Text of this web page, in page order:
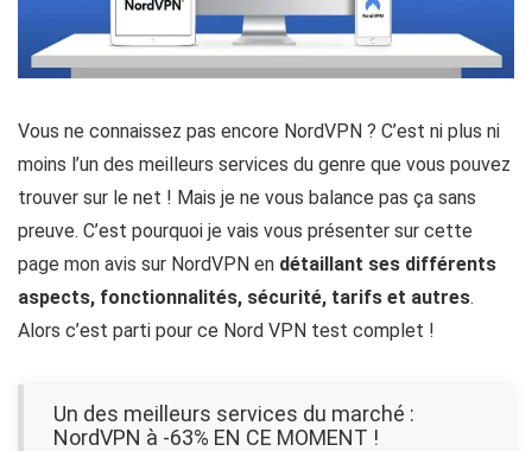
Vous ne connaissez pas encore NordVPN ? C’est ni plus ni
moins l’un des meilleurs services du genre que vous pouvez
trouver sur le net ! Mais je ne vous balance pas ça sans
preuve. C’est pourquoi je vais vous présenter sur cette
page mon avis sur NordVPN en détaillant ses différents
aspects, fonctionnalités, sécurité, tarifs et autres.
Alors c’est parti pour ce Nord VPN test complet !
Un des meilleurs services du marché :
NordVPN à -63% EN CE MOMENT !